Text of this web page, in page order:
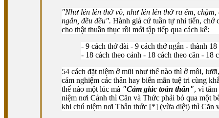
"Như lén lén thở vô, như lén lén thở ra êm,
ngắn, đều đều". Hành giả cứ tuần tự nhi tiến, chớ
cho thật thuần thục rồi mới tập tiếp qua cách kế:
- 9 cách thở dài - 9 cách thở ngắn - thành 18
- 18 cách theo cảnh - 18 cách theo căn - 18
54 cách đặt niệm ở mũi như thế nào thì ở môi,
cảm nghiệm các thân hay biến mãn tuệ tri cùng
thể nào một lúc mà "Cảm giác toàn thân", vì tâm
niệm nơi Cảnh thì Căn và Thức phải bỏ qua một
khi chú niệm nơi Thân thức [*] (vừa diệt) thì Căn